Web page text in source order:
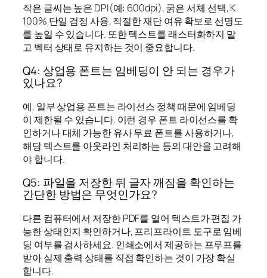
작은 글씨는 높은 DPI(예: 600dpi), 굵은 서체 선택, K
100% 단일 검정 사용, 적절한 재단 여유 확보로 선명도
를 높일 수 있습니다. 또한 텍스트를 래스터화하지 말
고 벡터 상태로 유지하는 것이 중요합니다.
Q4: 상업용 폰트는 임베딩이 안 되는 경우가
있나요?
예, 일부 상업용 폰트는 라이선스 정책 때문에 임베딩
이 제한될 수 있습니다. 이런 경우 폰트 라이선스를 확
인하거나 대체 가능한 유사 무료 폰트를 사용하거나,
해당 텍스트를 아웃라인 처리하는 등의 대안을 고려해
야 합니다.
Q5: 파일을 저장한 뒤 글자 깨짐을 확인하는
간단한 방법은 무엇인가요?
다른 컴퓨터에서 저장한 PDF를 열어 텍스트가 편집 가
능한 상태인지 확인하거나, 프리프라이트 도구로 임베
딩 여부를 검사하세요. 인쇄소에서 제공하는 프루프를
받아 실제 출력 상태를 직접 확인하는 것이 가장 확실
합니다.